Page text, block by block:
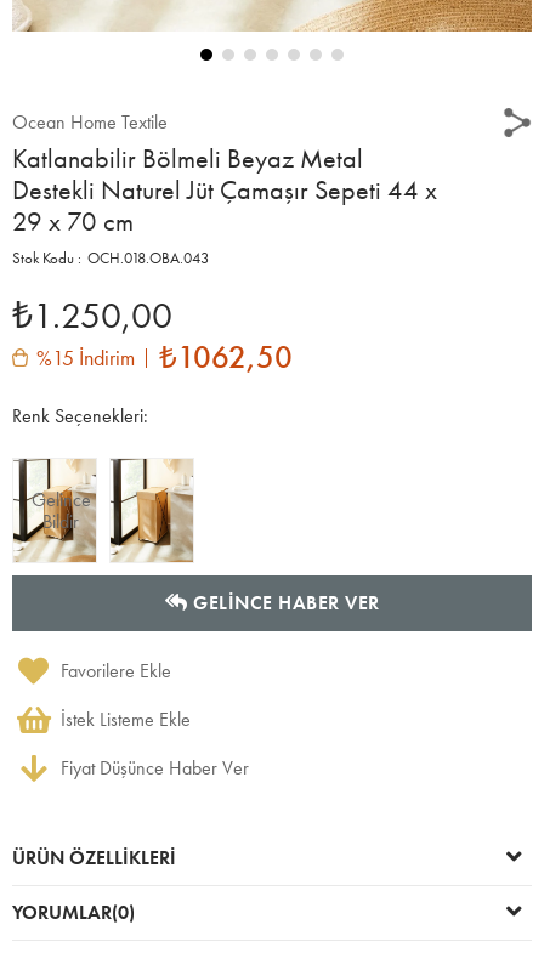
Ocean Home Textile
Katlanabilir Bölmeli Beyaz Metal
Destekli Naturel Jüt Çamaşır Sepeti 44 x
29 x 70 cm
OCH.018.OBA.043
₺1.250,00
%15 İndirim ₺1062,50
Renk Seçenekleri:
Gelince
Bildir
GELINCE HABER VER
Favorilere Ekle
İstek Listeme Ekle
Fiyat Düşünce Haber Ver
ÜRÜN ÖZELLIKLERI
YORUMLAR(0)